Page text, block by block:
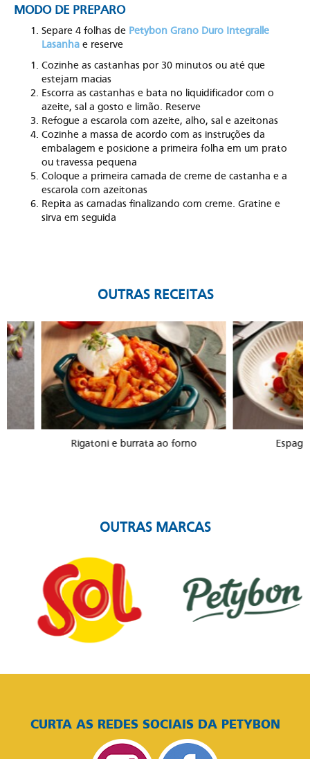
MODO DE PREPARO
Separe 4 folhas de Petybon Grano Duro Integralle
Lasanha e reserve
Cozinhe as castanhas por 30 minutos ou até que
estejam macias
Escorra as castanhas e bata no liquidificador com o
azeite, sal a gosto e limão. Reserve
Refogue a escarola com azeite, alho, sal e azeitonas
Cozinhe a massa de acordo com as instruções da
embalagem e posicione a primeira folha em um prato
ou travessa pequena
Coloque a primeira camada de creme de castanha e a
escarola com azeitonas
Repita as camadas finalizando com creme. Gratine e
sirva em seguida
OUTRAS RECEITAS
Rigatoni e burrata ao forno Espaguete à
OUTRAS MARCAS
CURTA AS REDES SOCIAIS DA PETYBON